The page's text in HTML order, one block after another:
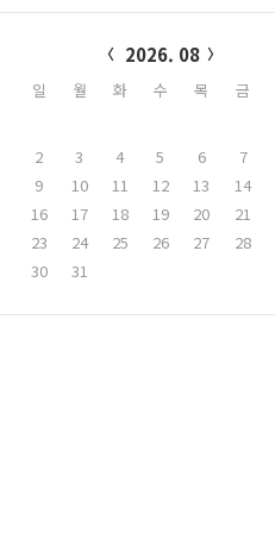
2026. 08
일 월 화 수 목 금
2
3 4 5 6 7
9
10 11 12 13 14
16
17 18 19 20 21
23
24 25 26 27 28
30
31